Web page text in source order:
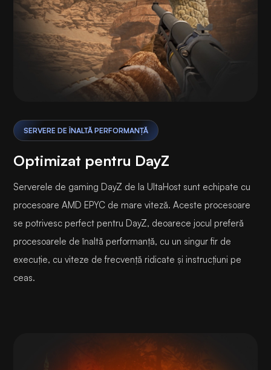
SERVERE DE ÎNALTĂ PERFORMANȚĂ
Optimizat pentru DayZ
Serverele de gaming DayZ de la UltaHost sunt echipate cu
procesoare AMD EPYC de mare viteză. Aceste procesoare
se potrivesc perfect pentru DayZ, deoarece jocul preferă
procesoarele de înaltă performanță, cu un singur fir de
execuție, cu viteze de frecvență ridicate și instrucțiuni pe
ceas.